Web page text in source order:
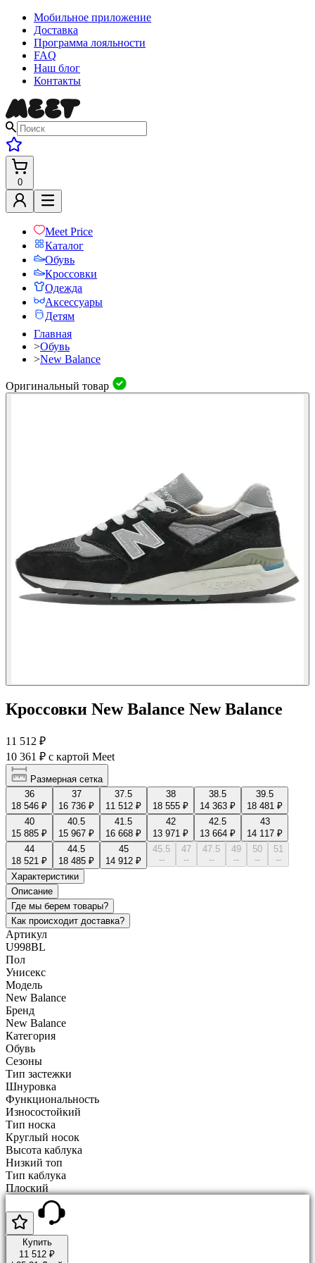
Мобильное приложение
Доставка
Программа лояльности
FAQ
Наш блог
Контакты
0
Meet Price
Каталог
Обувь
Кроссовки
Одежда
Аксессуары
Детям
Главная
>Обувь
>New Balance
Оригинальный товар
Кроссовки New Balance New Balance
11 512 ₽
10 361 ₽ с картой Meet
Размерная сетка
36
18 546 ₽
37
16 736 ₽
37.5
11 512 ₽
38
18 555 ₽
38.5
14 363 ₽
39.5
18 481 ₽
40
15 885 ₽
40.5
15 967 ₽
41.5
16 668 ₽
42
13 971 ₽
42.5
13 664 ₽
43
14 117 ₽
44
18 521 ₽
44.5
18 485 ₽
45
14 912 ₽
45.5
--
47
--
47.5
--
49
--
50
--
51
--
Характеристики
Описание
Где мы берем товары?
Как происходит доставка?
Артикул
U998BL
Пол
Унисекс
Модель
New Balance
Бренд
New Balance
Категория
Обувь
Сезоны
Тип застежки
Шнуровка
Функциональность
Износостойкий
Тип носка
Круглый носок
Высота каблука
Низкий топ
Тип каблука
Плоский
Купить
11 512 ₽